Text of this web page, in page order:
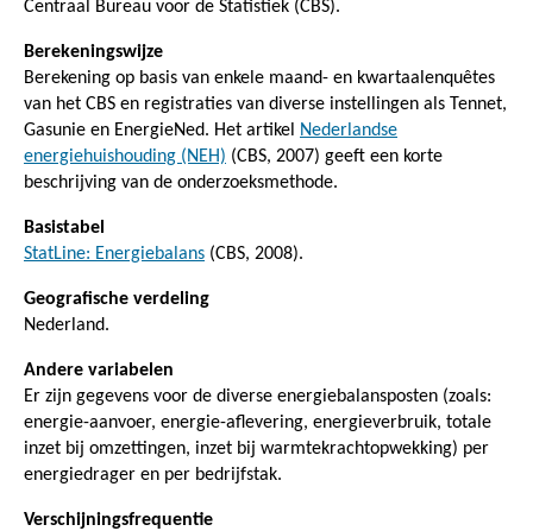
Centraal Bureau voor de Statistiek (CBS).
Berekeningswijze
Berekening op basis van enkele maand- en kwartaalenquêtes
van het CBS en registraties van diverse instellingen als Tennet,
Gasunie en EnergieNed. Het artikel
Nederlandse
energiehuishouding (NEH) (CBS, 2007) geeft een korte
beschrijving van de onderzoeksmethode.
Basistabel
StatLine: Energiebalans (CBS, 2008).
Geografische verdeling
Nederland.
Andere variabelen
Er zijn gegevens voor de diverse energiebalansposten (zoals:
energie-aanvoer, energie-aflevering, energieverbruik, totale
inzet bij omzettingen, inzet bij warmtekrachtopwekking) per
energiedrager en per bedrijfstak.
Verschijningsfrequentie